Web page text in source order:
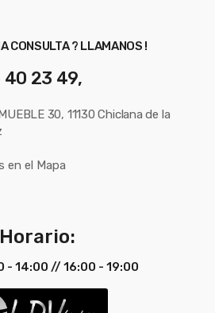
CONSULTA ? LLAMANOS !
23 49,
30, 11130 Chiclana de la
en el Mapa
Horario:
- 14:00 // 16:00 - 19:00